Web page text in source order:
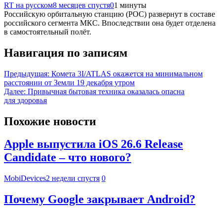
RT на русском8 месяцев спустя01 минуты
Российскую орбитальную станцию (РОС) развернут в составе
российского сегмента МКС. Впоследствии она будет отделена
в самостоятельный полёт.
Навигация по записям
Предыдущая: Комета 3I/ATLAS окажется на минимальном
расстоянии от Земли 19 декабря утром
Далее: Привычная бытовая техника оказалась опасна
для здоровья
Похожие новости
Apple выпустила iOS 26.6 Release
Candidate – что нового?
MobiDevices2 недели спустя 0
Почему Google закрывает Android?